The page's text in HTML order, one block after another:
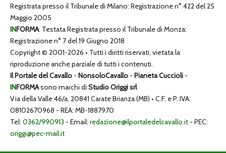
Registrata presso il Tribunale di Milano: Registrazione n° 422 del 25
Maggio 2005
INFORMA: Testata Registrata presso il Tribunale di Monza:
Registrazione n° 7 del 19 Giugno 2018
Copyright © 2001-2026 • Tutti i diritti riservati, vietata la
riproduzione anche parziale di tutti i contenuti.
Il Portale del Cavallo - NonsoloCavallo - Pianeta Cuccioli -
INFORMAsono marchi di Studio Origgi srl
Via della Valle 46/a, 20841 Carate Brianza (MB) • C.F. e P. IVA:
08102670968 - REA: MB-1887970
Tel: 0362/990913 - Email: redazione@ilportaledelcavallo.it - PEC:
origgi@pec-mail.it